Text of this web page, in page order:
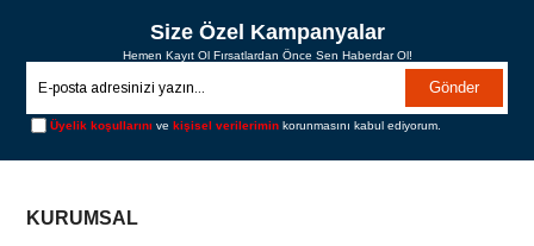
Size Özel Kampanyalar
Hemen Kayıt Ol Fırsatlardan Önce Sen Haberdar Ol!
Gönder
Üyelik koşullarını vekişisel verilerimin korunmasını kabul ediyorum.
KURUMSAL